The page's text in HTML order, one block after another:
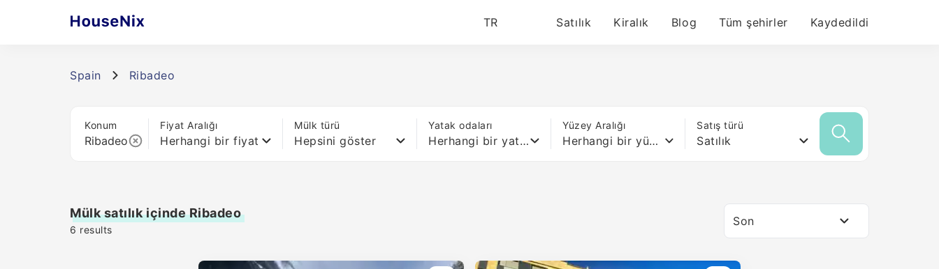
TR Satılık Kiralık Blog Tüm şehirler Kaydedildi
Spain Ribadeo
Konum Fiyat Aralığı
Herhangi bir fiyat
Mülk türü
Hepsini göster
Yatak odaları
Herhangi bir yatak
Yüzey Aralığı
Herhangi bir yüzey
Satış türü
Satılık
Mülk satılık içinde Ribadeo
6 results
Son